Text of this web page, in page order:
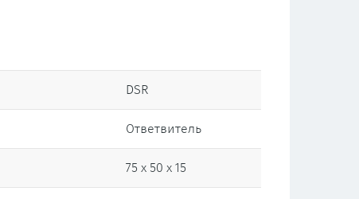
DSR
Ответвитель
75 x 50 x 15